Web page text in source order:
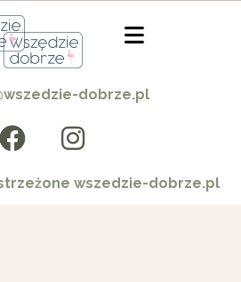
dobrze.pl
wszedzie-dobrze.pl